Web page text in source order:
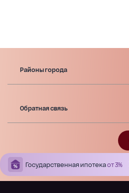
Районы города
Обратная связь
Государственная ипотекаот 3%